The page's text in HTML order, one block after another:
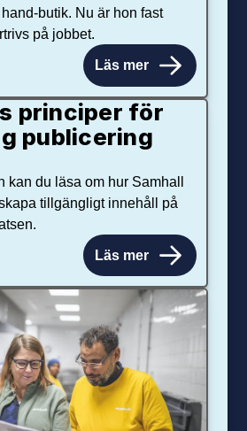
butik. Nu är hon fast
på jobbet.
Läs mer
principer för
publicering
kan du läsa om hur Samhall
tillgängligt innehåll på
Läs mer